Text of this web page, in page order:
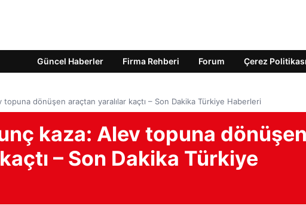
Güncel Haberler Firma Rehberi Forum Çerez Politikası
topuna dönüşen araçtan yaralılar kaçtı – Son Dakika Türkiye Haberleri
kaza: Alev topuna dönüşen
– Son Dakika Türkiye